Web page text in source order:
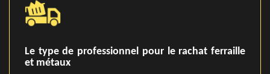
Le type de professionnel pour le rachat ferraille
et métaux